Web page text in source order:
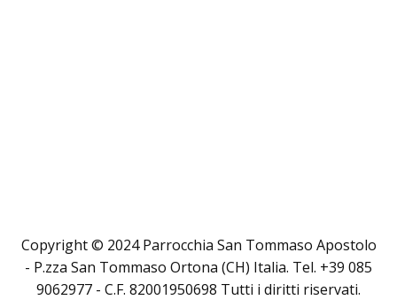
Copyright © 2024 Parrocchia San Tommaso Apostolo
- P.zza San Tommaso Ortona (CH) Italia. Tel. +39 085
9062977 - C.F. 82001950698 Tutti i diritti riservati.